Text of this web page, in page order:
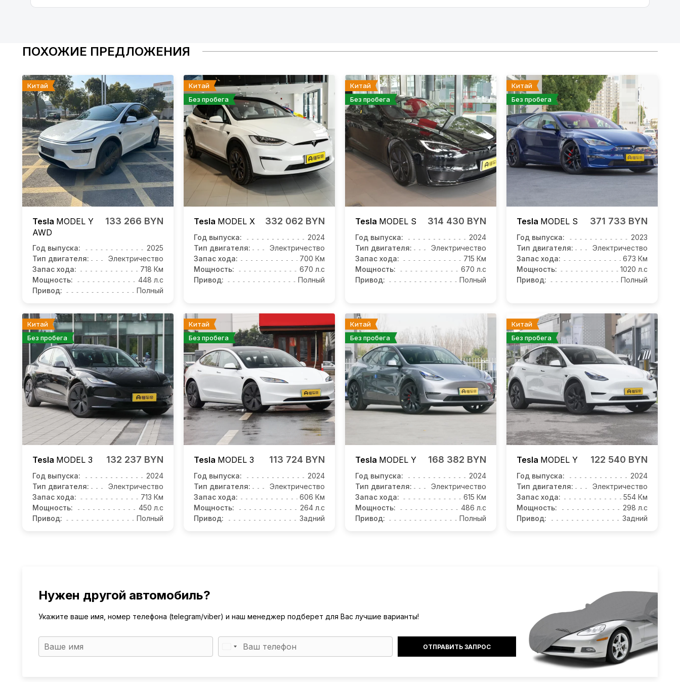
ПОХОЖИЕ ПРЕДЛОЖЕНИЯ
Китай
Tesla MODEL Y
AWD
133 266 BYN
Год выпуска:
2025
Тип двигателя:
Электричество
Запас хода:
718 Км
Мощность:
448 л.с
Привод:
Полный
Китай
Без пробега
Tesla MODEL X 332 062 BYN
Год выпуска:
2024
Тип двигателя:
Электричество
Запас хода:
700 Км
Мощность:
670 л.с
Привод:
Полный
Китай
Без пробега
Tesla MODEL S 314 430 BYN
Год выпуска:
2024
Тип двигателя:
Электричество
Запас хода:
715 Км
Мощность:
670 л.с
Привод:
Полный
Китай
Без пробега
Tesla MODEL S 371 733 BYN
Год выпуска:
2023
Тип двигателя:
Электричество
Запас хода:
673 Км
Мощность:
1020 л.с
Привод:
Полный
Китай
Без пробега
Tesla MODEL 3 132 237 BYN
Год выпуска:
2024
Тип двигателя:
Электричество
Запас хода:
713 Км
Мощность:
450 л.с
Привод:
Полный
Китай
Без пробега
Tesla MODEL 3 113 724 BYN
Год выпуска:
2024
Тип двигателя:
Электричество
Запас хода:
606 Км
Мощность:
264 л.с
Привод:
Задний
Китай
Без пробега
Tesla MODEL Y 168 382 BYN
Год выпуска:
2024
Тип двигателя:
Электричество
Запас хода:
615 Км
Мощность:
486 л.с
Привод:
Полный
Китай
Без пробега
Tesla MODEL Y 122 540 BYN
Год выпуска:
2024
Тип двигателя:
Электричество
Запас хода:
554 Км
Мощность:
298 л.с
Привод:
Задний
Нужен другой автомобиль?
Укажите ваше имя, номер телефона (telegram/viber) и наш менеджер подберет для Вас лучшие варианты!